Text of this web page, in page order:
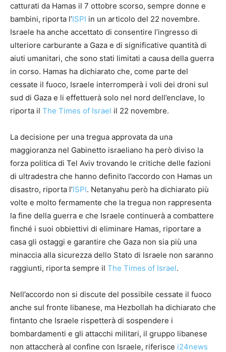
catturati da Hamas il 7 ottobre scorso, sempre donne e
bambini, riporta l’ISPI in un articolo del 22 novembre.
Israele ha anche accettato di consentire l’ingresso di
ulteriore carburante a Gaza e di significative quantità di
aiuti umanitari, che sono stati limitati a causa della guerra
in corso. Hamas ha dichiarato che, come parte del
cessate il fuoco, Israele interromperà i voli dei droni sul
sud di Gaza e li effettuerà solo nel nord dell’enclave, lo
riporta il The Times of Israel il 22 novembre.
La decisione per una tregua approvata da una
maggioranza nel Gabinetto israeliano ha però diviso la
forza politica di Tel Aviv trovando le critiche delle fazioni
di ultradestra che hanno definito l’accordo con Hamas un
disastro, riporta l’ISPI. Netanyahu però ha dichiarato più
volte e molto fermamente che la tregua non rappresenta
la fine della guerra e che Israele continuerà a combattere
finché i suoi obbiettivi di eliminare Hamas, riportare a
casa gli ostaggi e garantire che Gaza non sia più una
minaccia alla sicurezza dello Stato di Israele non saranno
raggiunti, riporta sempre il The Times of Israel.
Nell’accordo non si discute del possibile cessate il fuoco
anche sul fronte libanese, ma Hezbollah ha dichiarato che
fintanto che Israele rispetterà di sospendere i
bombardamenti e gli attacchi militari, il gruppo libanese
non attaccherà al confine con Israele, riferisce i24news